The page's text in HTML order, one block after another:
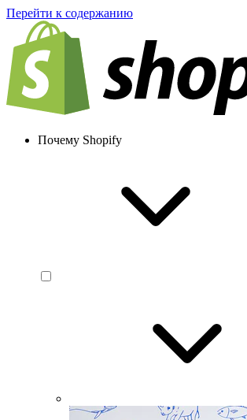
Перейти к содержанию
Почему Shopify